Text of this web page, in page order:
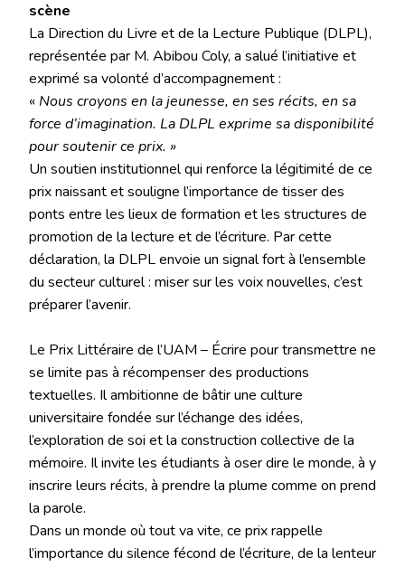
scène
La Direction du Livre et de la Lecture Publique (DLPL),
représentée par M. Abibou Coly, a salué l’initiative et
exprimé sa volonté d’accompagnement :
« Nous croyons en la jeunesse, en ses récits, en sa
force d’imagination. La DLPL exprime sa disponibilité
pour soutenir ce prix. »
Un soutien institutionnel qui renforce la légitimité de ce
prix naissant et souligne l’importance de tisser des
ponts entre les lieux de formation et les structures de
promotion de la lecture et de l’écriture. Par cette
déclaration, la DLPL envoie un signal fort à l’ensemble
du secteur culturel : miser sur les voix nouvelles, c’est
préparer l’avenir.
Le Prix Littéraire de l’UAM – Écrire pour transmettre ne
se limite pas à récompenser des productions
textuelles. Il ambitionne de bâtir une culture
universitaire fondée sur l’échange des idées,
l’exploration de soi et la construction collective de la
mémoire. Il invite les étudiants à oser dire le monde, à y
inscrire leurs récits, à prendre la plume comme on prend
la parole.
Dans un monde où tout va vite, ce prix rappelle
l’importance du silence fécond de l’écriture, de la lenteur